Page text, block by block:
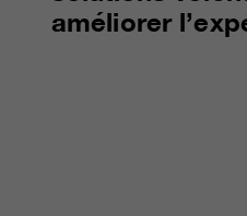
améliorer